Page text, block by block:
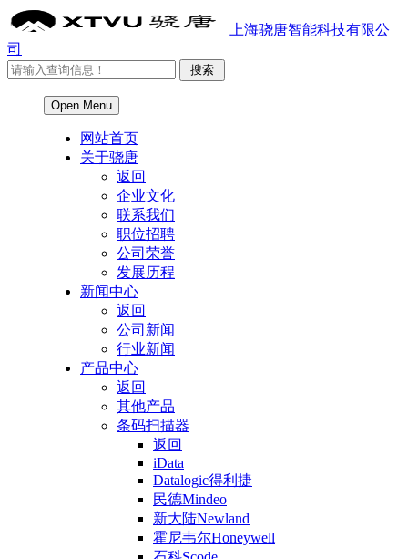
上海骁唐智能科技有限公
司
Open Menu
网站首页
关于骁唐
返回
企业文化
联系我们
职位招聘
公司荣誉
发展历程
新闻中心
返回
公司新闻
行业新闻
产品中心
返回
其他产品
条码扫描器
返回
iData
Datalogic得利捷
民德Mindeo
新大陆Newland
霍尼韦尔Honeywell